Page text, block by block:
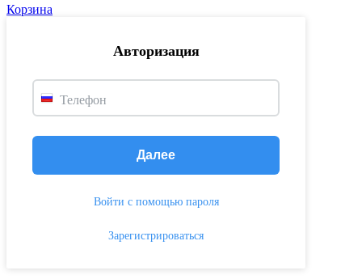
Корзина
Авторизация
Телефон
Далее
Войти с помощью пароля
Зарегистрироваться